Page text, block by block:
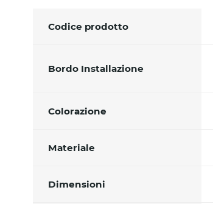
Codice prodotto
Bordo Installazione
Colorazione
Materiale
Dimensioni